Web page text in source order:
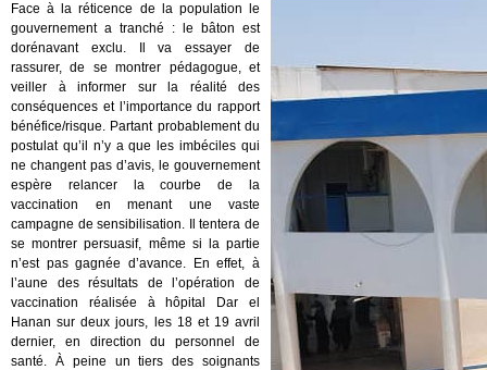
Face à la réticence de la population le
gouvernement a tranché : le bâton est
dorénavant exclu. Il va essayer de
rassurer, de se montrer pédagogue, et
veiller à informer sur la réalité des
conséquences et l’importance du rapport
bénéfice/risque. Partant probablement du
postulat qu’il n’y a que les imbéciles qui
ne changent pas d’avis, le gouvernement
espère relancer la courbe de la
vaccination en menant une vaste
campagne de sensibilisation. Il tentera de
se montrer persuasif, même si la partie
n’est pas gagnée d’avance. En effet, à
l’aune des résultats de l’opération de
vaccination réalisée à hôpital Dar el
Hanan sur deux jours, les 18 et 19 avril
dernier, en direction du personnel de
santé. À peine un tiers des soignants